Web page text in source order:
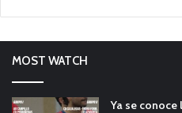
MOST WATCH
Ya se